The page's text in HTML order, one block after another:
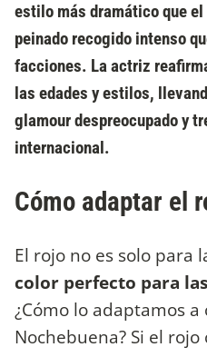
estilo más dramático que
peinado recogido intenso
facciones. La actriz
las edades y estilos,
glamour despreocupado y
internacional.
Cómo adaptar el
El rojo no es solo para
color perfecto para
¿Cómo lo adaptamos a
Nochebuena? Si el